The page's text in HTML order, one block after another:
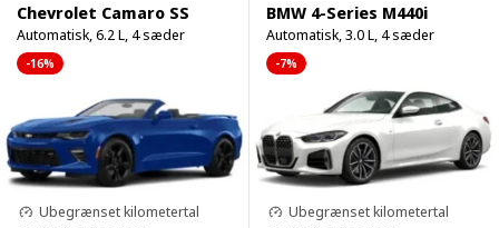
Chevrolet Camaro SS
Automatisk, 6.2 L, 4 sæder
-16%
Ubegrænset kilometertal
BMW 4-Series M440i
Automatisk, 3.0 L, 4 sæder
-7%
Ubegrænset kilometertal